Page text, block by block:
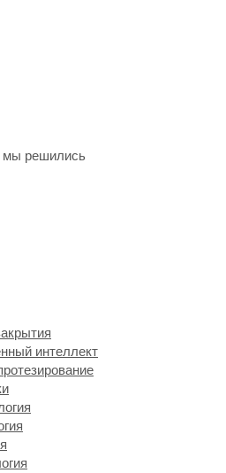
мы решились
интеллект